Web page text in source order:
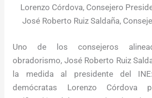
Lorenzo Córdova, Consejero
José Roberto Ruiz Saldaña,
Uno de los consejeros
obradorismo, José Roberto Ruiz
la medida al presidente del
demócratas Lorenzo Córdova